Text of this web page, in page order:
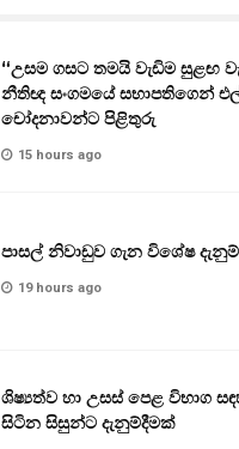
“උසම ගසට තමයි වැඩිම සුළඟ
නීතිඥ සංගමයේ සභාපතිගෙන්
චෝදනාවන්ට පිළිතුරු
15 hours ago
පාසල් නිවාඩුව ගැන විශේෂ
19 hours ago
ශිෂ්‍යත්ව හා උසස් පෙළ විභාග
සිටින සිසුන්ට දැනුම්දීමක්